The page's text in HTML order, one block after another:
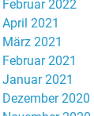
Februar 2022
April 2021
März 2021
Februar 2021
Januar 2021
Dezember 2020